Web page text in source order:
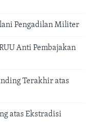
Pengadilan Militer
Anti Pembajakan
Terakhir atas
atas Ekstradisi